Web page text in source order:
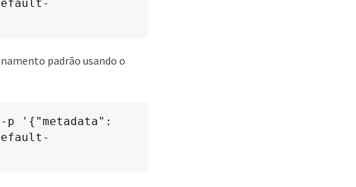
padrão usando o
-p '{"metadata":